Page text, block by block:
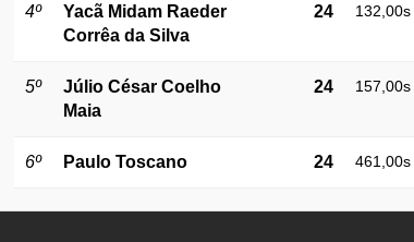
4º
Yacã Midam Raeder
Corrêa da Silva
24 132,00s
5º
Júlio César Coelho
Maia
24 157,00s
6º Paulo Toscano 24 461,00s